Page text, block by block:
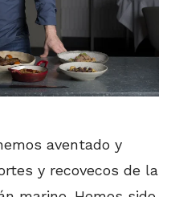
aventado y
y recovecos de la